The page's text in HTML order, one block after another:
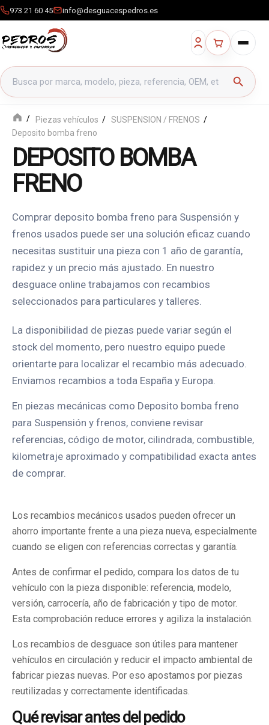
973 21 60 45 info@desguacespedros.es
Buscar productos
search
Piezas vehículos
SUSPENSION / FRENOS
Deposito bomba freno
DEPOSITO BOMBA
FRENO
Comprar deposito bomba freno para Suspensión y
frenos usados puede ser una solución eficaz cuando
necesitas sustituir una pieza con 1 año de garantía,
rapidez y un precio más ajustado. En nuestro
desguace online trabajamos con recambios
seleccionados para particulares y talleres.
La disponibilidad de piezas puede variar según el
stock del momento, pero nuestro equipo puede
orientarte para localizar el recambio más adecuado.
Enviamos recambios a toda España y Europa.
En piezas mecánicas como Deposito bomba freno
para Suspensión y frenos, conviene revisar
referencias, código de motor, cilindrada, combustible,
kilometraje aproximado y compatibilidad exacta antes
de comprar.
Los recambios mecánicos usados pueden ofrecer un
ahorro importante frente a una pieza nueva, especialmente
cuando se eligen con referencias correctas y garantía.
Antes de confirmar el pedido, compara los datos de tu
vehículo con la pieza disponible: referencia, modelo,
versión, carrocería, año de fabricación y tipo de motor.
Esta comprobación reduce errores y agiliza la instalación.
Los recambios de desguace son útiles para mantener
vehículos en circulación y reducir el impacto ambiental de
fabricar piezas nuevas. Por eso apostamos por piezas
reutilizadas y correctamente identificadas.
Qué revisar antes del pedido